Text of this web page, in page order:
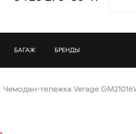
БАГАЖ БРЕНДЫ
Чемодан-тележка Verage